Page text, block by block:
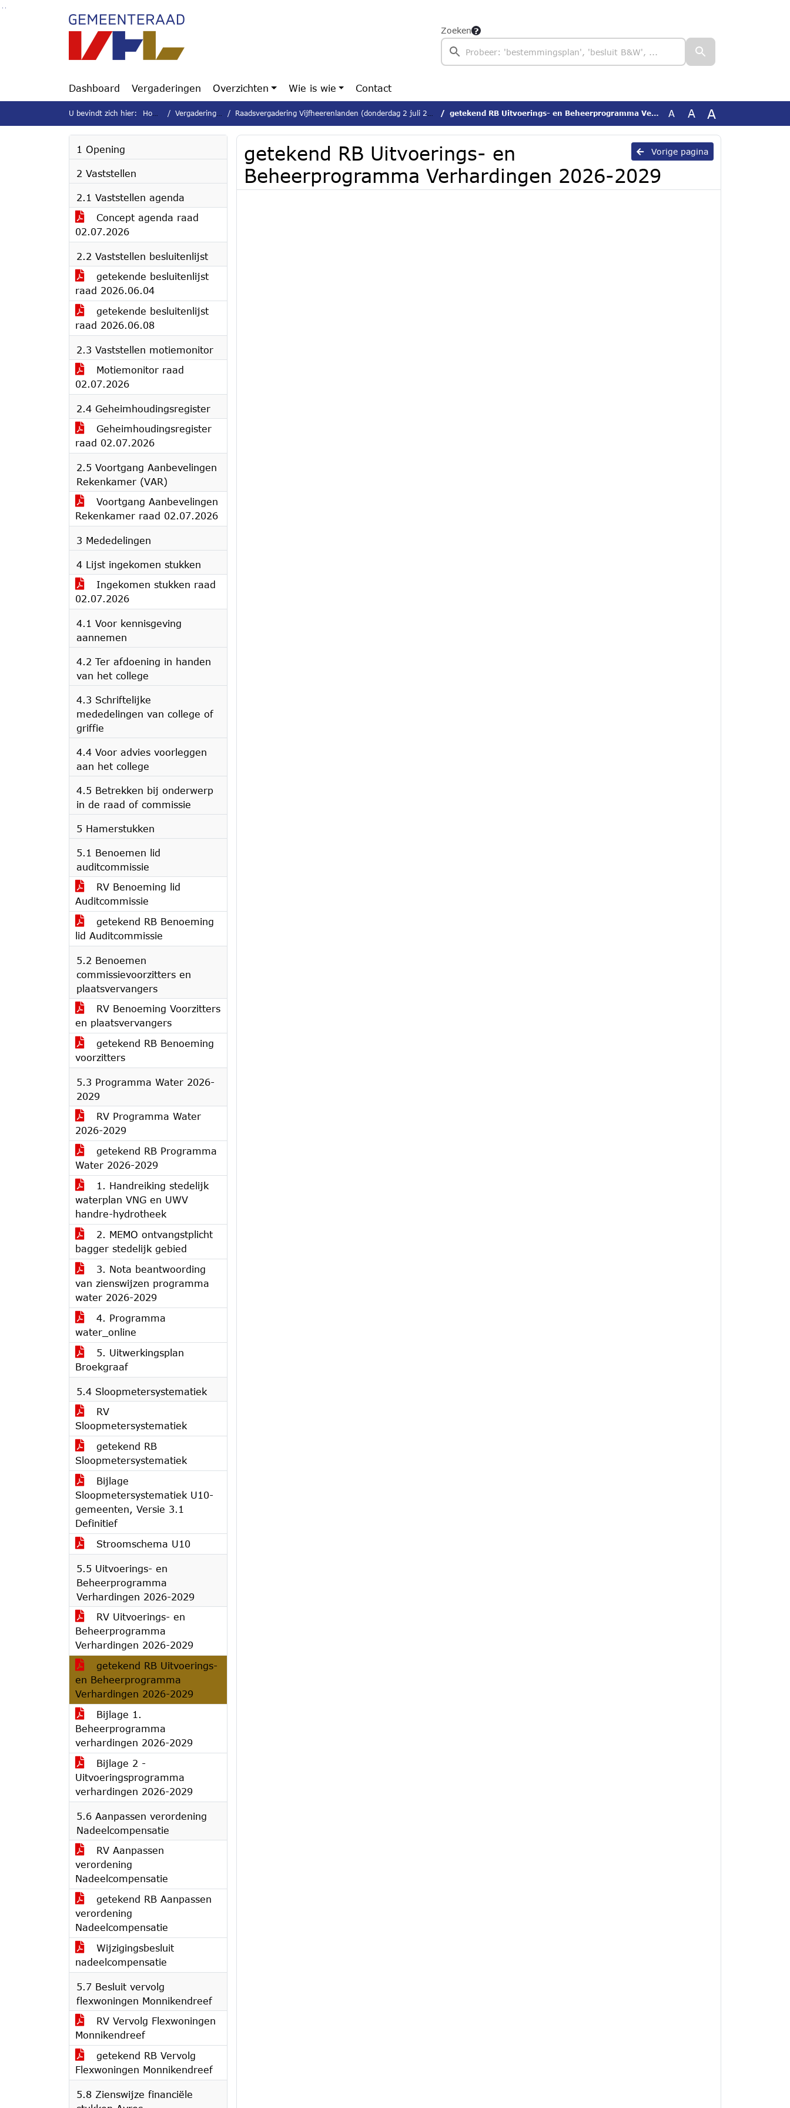
Ga naar de inhoud van deze pagina
Ga naar het zoeken
Ga naar het menu
Zoeken
Dashboard Vergaderingen Overzichten Wie is wie Contact
U bevindt zich hier: Home Vergaderingen Raadsvergadering Vijfheerenlanden (donderdag 2 juli 2026) getekend RB Uitvoerings- en Beheerprogramma Verhardingen 2026-2029 A A A
1 Opening
2 Vaststellen
2.1 Vaststellen agenda
Concept agenda raad
02.07.2026
2.2 Vaststellen besluitenlijst
getekende besluitenlijst
raad 2026.06.04
getekende besluitenlijst
raad 2026.06.08
2.3 Vaststellen motiemonitor
Motiemonitor raad
02.07.2026
2.4 Geheimhoudingsregister
Geheimhoudingsregister
raad 02.07.2026
2.5 Voortgang Aanbevelingen
Rekenkamer (VAR)
Voortgang Aanbevelingen
Rekenkamer raad 02.07.2026
3 Mededelingen
4 Lijst ingekomen stukken
Ingekomen stukken raad
02.07.2026
4.1 Voor kennisgeving
aannemen
4.2 Ter afdoening in handen
van het college
4.3 Schriftelijke
mededelingen van college of
griffie
4.4 Voor advies voorleggen
aan het college
4.5 Betrekken bij onderwerp
in de raad of commissie
5 Hamerstukken
5.1 Benoemen lid
auditcommissie
RV Benoeming lid
Auditcommissie
getekend RB Benoeming
lid Auditcommissie
5.2 Benoemen
commissievoorzitters en
plaatsvervangers
RV Benoeming Voorzitters
en plaatsvervangers
getekend RB Benoeming
voorzitters
5.3 Programma Water 2026-
2029
RV Programma Water
2026-2029
getekend RB Programma
Water 2026-2029
1. Handreiking stedelijk
waterplan VNG en UWV
handre-hydrotheek
2. MEMO ontvangstplicht
bagger stedelijk gebied
3. Nota beantwoording
van zienswijzen programma
water 2026-2029
4. Programma
water_online
5. Uitwerkingsplan
Broekgraaf
5.4 Sloopmetersystematiek
RV
Sloopmetersystematiek
getekend RB
Sloopmetersystematiek
Bijlage
Sloopmetersystematiek U10-
gemeenten, Versie 3.1
Definitief
Stroomschema U10
5.5 Uitvoerings- en
Beheerprogramma
Verhardingen 2026-2029
RV Uitvoerings- en
Beheerprogramma
Verhardingen 2026-2029
getekend RB Uitvoerings-
en Beheerprogramma
Verhardingen 2026-2029
Bijlage 1.
Beheerprogramma
verhardingen 2026-2029
Bijlage 2 -
Uitvoeringsprogramma
verhardingen 2026-2029
5.6 Aanpassen verordening
Nadeelcompensatie
RV Aanpassen
verordening
Nadeelcompensatie
getekend RB Aanpassen
verordening
Nadeelcompensatie
Wijzigingsbesluit
nadeelcompensatie
5.7 Besluit vervolg
flexwoningen Monnikendreef
RV Vervolg Flexwoningen
Monnikendreef
getekend RB Vervolg
Flexwoningen Monnikendreef
5.8 Zienswijze financiële
Vorige pagina
getekend RB Uitvoerings- en
Beheerprogramma Verhardingen 2026-2029